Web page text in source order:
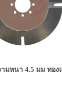
มหนา 4.5 มม ทอง